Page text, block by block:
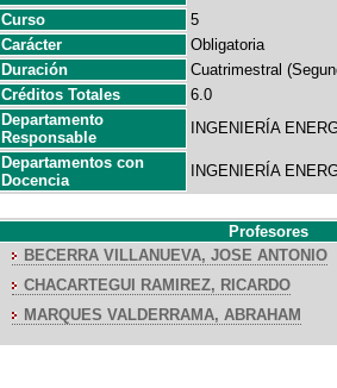
Curso
5
Carácter
Obligatoria
Duración
Cuatrimestral
Créditos Totales
6.0
Departamento
Responsable
INGENIERÍA
Departamentos con
Docencia
INGENIERÍA
Profesores
BECERRA VILLANUEVA, JOSE ANTONIO
CHACARTEGUI RAMIREZ, RICARDO
MARQUES VALDERRAMA, ABRAHAM